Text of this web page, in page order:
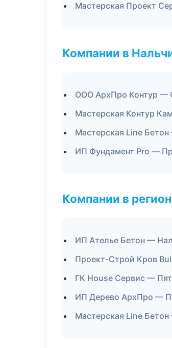
Мастерская Проект
Компании в
ООО АрхПро Контур —
Мастерская Контур
Мастерская Line
ИП Фундамент Pro —
Компании в
ИП Ателье Бетон —
Проект-Строй Кров
ГК House Сервис —
ИП Дерево АрхПро —
Мастерская Line